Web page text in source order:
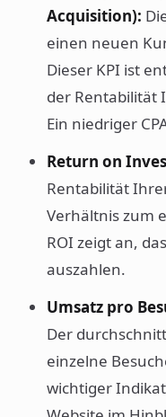
Acquisition):
einen neuen
Dieser KPI ist
der Rentabilität
Ein niedriger
Return on
Rentabilität
Verhältnis zum
ROI zeigt an,
auszahlen.
Umsatz pro
Der
einzelne
wichtiger